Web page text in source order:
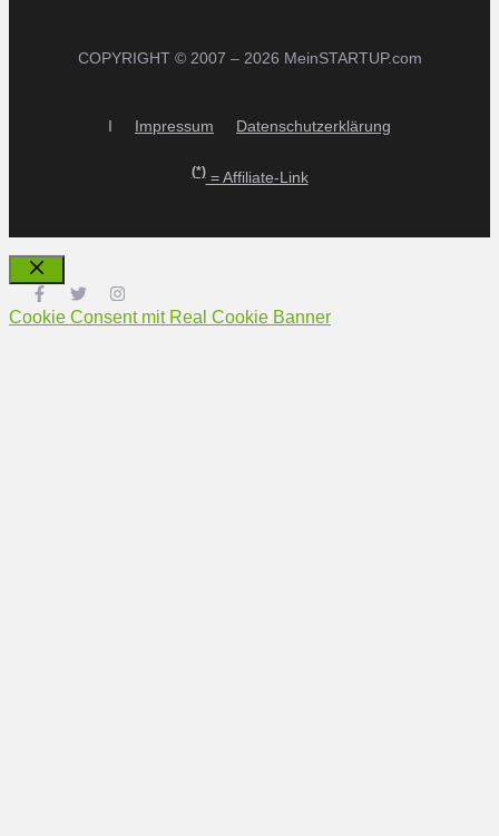
COPYRIGHT © 2007 – 2026 MeinSTARTUP.com
I Impressum Datenschutzerklärung
(*)= Affiliate-Link
Schließen
Cookie Consent mit Real Cookie Banner